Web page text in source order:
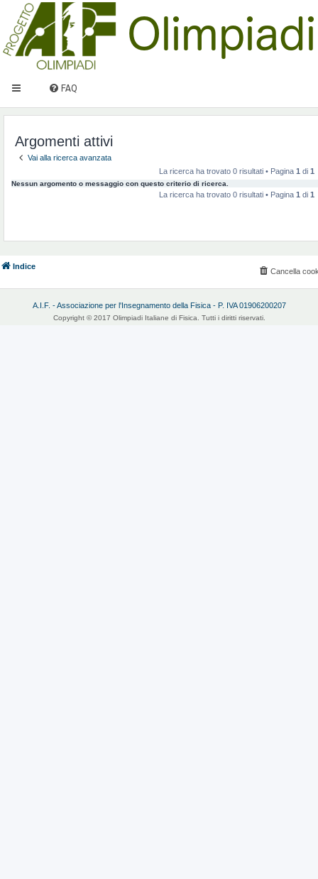
FAQ
Argomenti attivi
Vai alla ricerca avanzata
La ricerca ha trovato 0 risultati • Pagina 1 di 1
Nessun argomento o messaggio con questo criterio di ricerca.
La ricerca ha trovato 0 risultati • Pagina 1 di 1
Indice
Cancella
A.I.F. - Associazione per l'Insegnamento della Fisica - P. IVA 01906200207
Copyright © 2017 Olimpiadi Italiane di Fisica. Tutti i diritti riservati.